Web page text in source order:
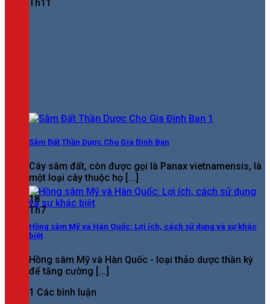
Th11
Hồng sâm Mỹ và Hàn Quốc: Lợi ích, cách sử dụng và sự khác
biệt
Hồng sâm Mỹ và Hàn Quốc - loại thảo dược thần kỳ
để tăng cường [...]
1 Các bình luận
Sâm Đất Thần Dược Cho Gia Đình Bạn
Cây sâm đất, còn được gọi là Panax vietnamensis, là
một loại cây thuộc họ [...]
18
Th7